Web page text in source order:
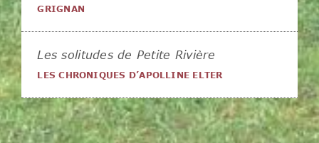
GRIGNAN
Les solitudes de Petite Rivière
LES CHRONIQUES D’APOLLINE ELTER